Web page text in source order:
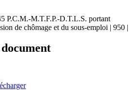
P.C.M.-M.T.F.P.-D.T.L.S. portant
de chômage et du sous-emploi | 950 |